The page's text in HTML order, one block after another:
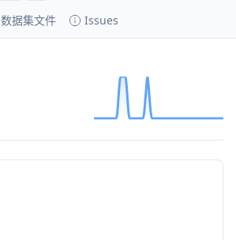
数据集文件 Issues